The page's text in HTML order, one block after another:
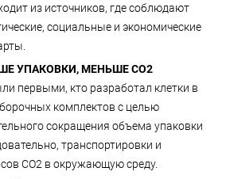
из источников, где соблюдают
социальные и экономические
УПАКОВКИ, МЕНЬШЕ CO2
первыми, кто разработал клетки в
комплектов с целью
сокращения объема упаковки
транспортировки и
СО2 в окружающую среду.